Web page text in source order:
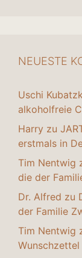
NEUESTE
Uschi
alkoholfreie
Harry zu
erstmals in
Tim Nentwig
die der
Dr. Alfred zu
der Familie
Tim Nentwig
Wunschzettel